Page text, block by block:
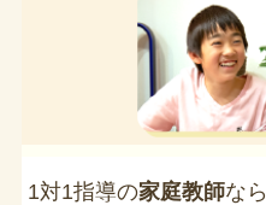
1対1指導の家庭教師なら